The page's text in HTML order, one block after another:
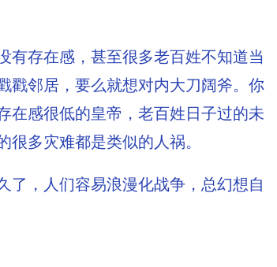
有存在感，甚至很多老百姓不知道当
戳邻居，要么就想对内大刀阔斧。你
在感很低的皇帝，老百姓日子过的未
多灾难都是类似的人祸。
了，人们容易浪漫化战争，总幻想自